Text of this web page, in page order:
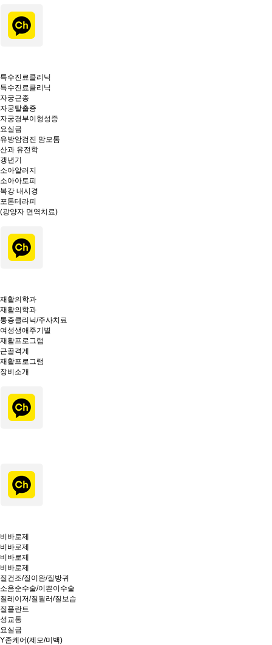
특수진료클리닉
특수진료클리닉
자궁근종
자궁탈출증
자궁경부이형성증
요실금
유방암검진 맘모톰
산과 유전학
갱년기
소아알러지
소아아토피
복강 내시경
포톤테라피
(광양자 면역치료)
재활의학과
재활의학과
통증클리닉/주사치료
여성생애주기별
재활프로그램
근골격계
재활프로그램
장비소개
비바로제
비바로제
비바로제
비바로제
질건조/질이완/질방귀
소음순수술/이쁜이수술
질레이저/질필러/질보습
질플란트
성교통
요실금
Y존케어(제모/미백)